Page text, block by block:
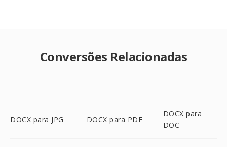
Conversões Relacionadas
DOCX para JPG DOCX para PDF
DOCX para
DOC